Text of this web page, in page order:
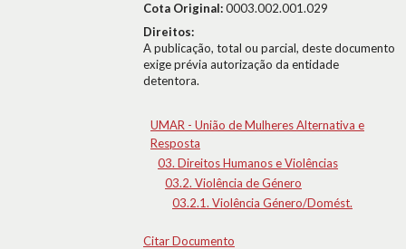
Cota Original:0003.002.001.029
Direitos:
A publicação, total ou parcial, deste documento
exige prévia autorização da entidade
detentora.
UMAR - União de Mulheres Alternativa e
Resposta
03. Direitos Humanos e Violências
03.2. Violência de Género
03.2.1. Violência Género/Domést.
Citar Documento